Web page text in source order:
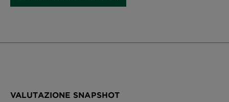
VALUTAZIONE SNAPSHOT